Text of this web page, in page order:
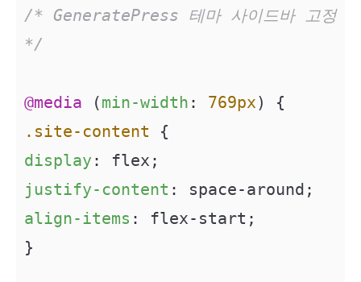
/* GeneratePress 테마 사이드바 고정
*/
@media (min-width : 769px
.site-content
display
justify-content
align-items : flex-start;
}